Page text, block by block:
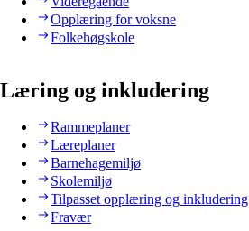
Opplæring for voksne
Folkehøgskole
Læring og inkludering
Rammeplaner
Læreplaner
Barnehagemiljø
Skolemiljø
Tilpasset opplæring og inkludering
Fravær